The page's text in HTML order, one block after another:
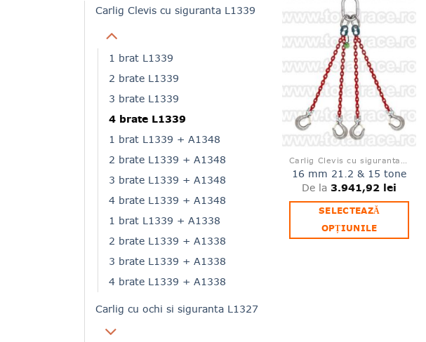
Carlig Clevis cu siguranta L1339
1 brat L1339
2 brate L1339
3 brate L1339
4 brate L1339
1 brat L1339 + A1348
2 brate L1339 + A1348
3 brate L1339 + A1348
4 brate L1339 + A1348
1 brat L1339 + A1338
2 brate L1339 + A1338
3 brate L1339 + A1338
4 brate L1339 + A1338
Carlig cu ochi si siguranta L1327
mai
multe
variații.
Opțiunile
pot
fi
alese
în
pagina
de
produse
favorite
Carlig Clevis cu siguranta L1339
16 mm 21.2 & 15 tone
De la 3.941,92 lei
SELECTEAZĂ
OPȚIUNILE